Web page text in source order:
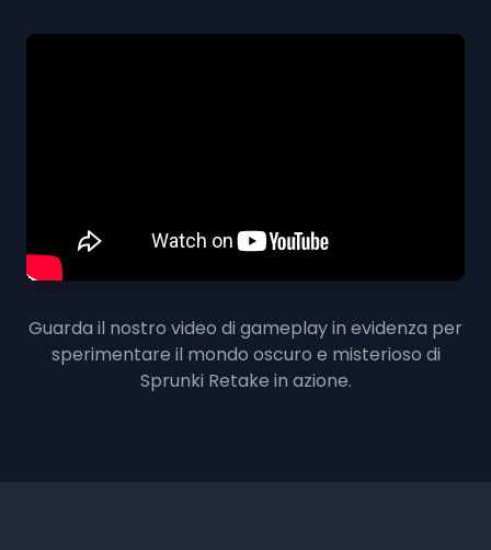
Guarda il nostro video di gameplay in evidenza per
sperimentare il mondo oscuro e misterioso di
Sprunki Retake in azione.